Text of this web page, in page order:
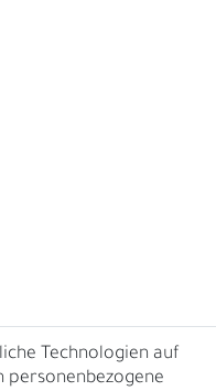
Technologien auf
personenbezogene